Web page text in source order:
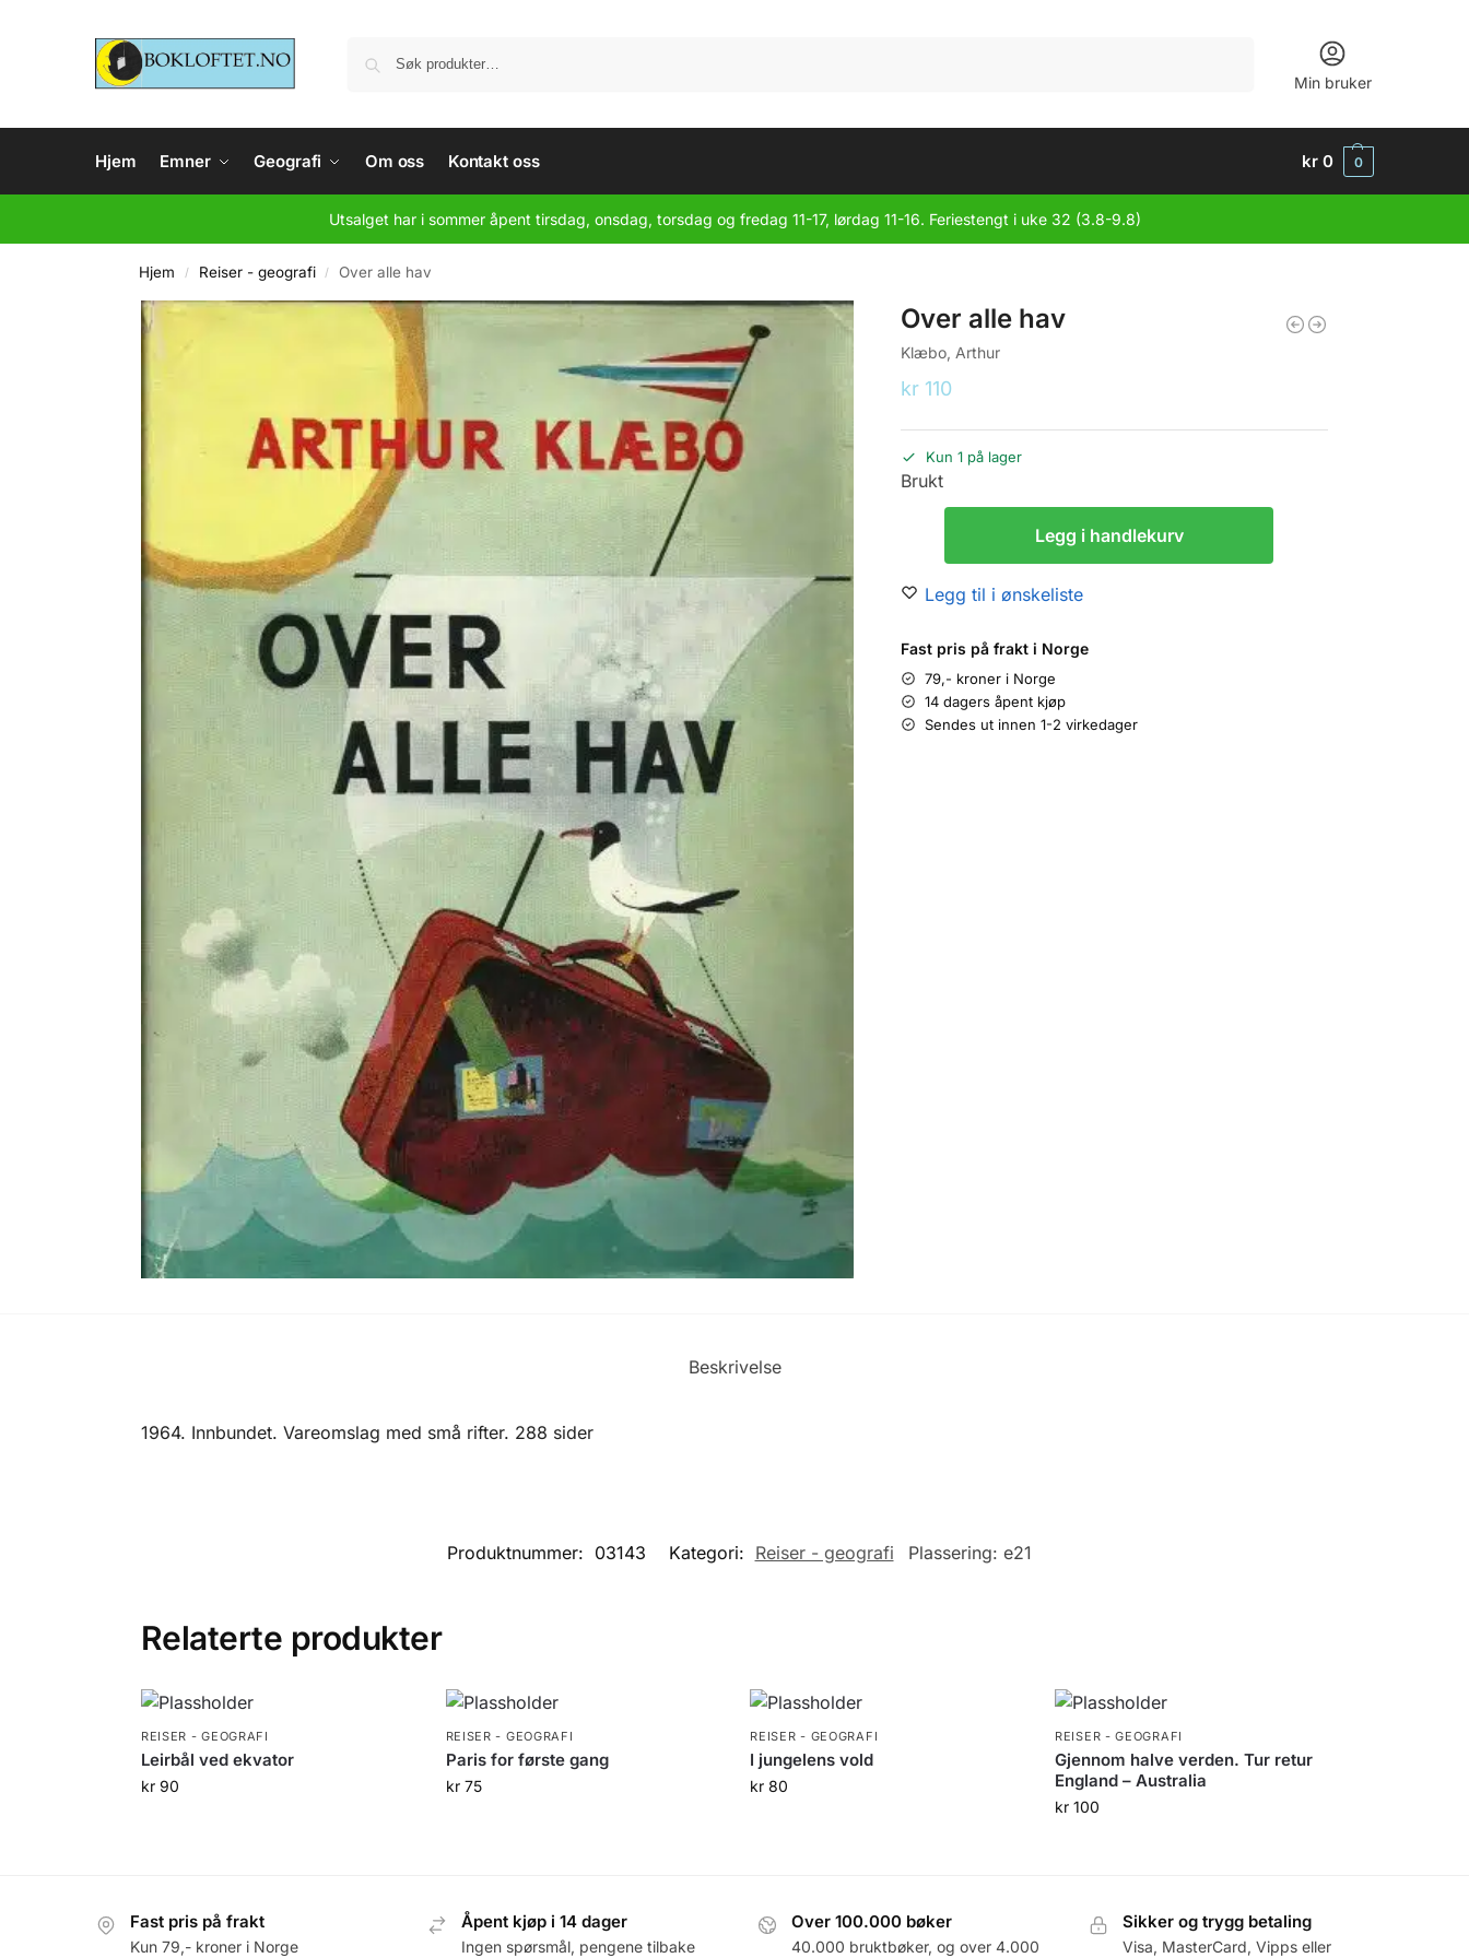
Min bruker
Hjem Emner Geografi Om oss Kontakt oss kr 0 0
Utsalget har i sommer åpent tirsdag, onsdag, torsdag og fredag 11-17, lørdag 11-16. Feriestengt i uke 32 (3.8-9.8)
Hjem / Reiser - geografi / Over alle hav
Over alle hav
Klæbo, Arthur
kr 110
Kun 1 på lager
Brukt
Legg i handlekurv
Legg til i ønskeliste
Fast pris på frakt i Norge
79,- kroner i Norge
14 dagers åpent kjøp
Sendes ut innen 1-2 virkedager
Beskrivelse
1964. Innbundet. Vareomslag med små rifter. 288 sider
Produktnummer: 03143 Kategori: Reiser - geografi Plassering: e21
Relaterte produkter
REISER - GEOGRAFI
Leirbål ved ekvator
kr90
REISER - GEOGRAFI
Paris for første gang
kr75
REISER - GEOGRAFI
I jungelens vold
kr 80
REISER - GEOGRAFI
Gjennom halve verden. Tur retur
England – Australia
kr 100
Fast pris på frakt
Kun 79,- kroner i Norge
Åpent kjøp i 14 dager
Ingen spørsmål, pengene tilbake
Over 100.000 bøker
40.000 bruktbøker, og over 4.000
Sikker og trygg betaling
Visa, MasterCard, Vipps eller